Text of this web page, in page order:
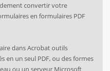
convertir votre
en formulaires PDF
dans Acrobat outils
en un seul PDF, ou des formes
ou un serveur Microsoft